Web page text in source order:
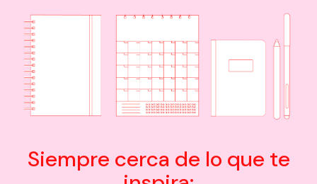
Siempre cerca de lo que te